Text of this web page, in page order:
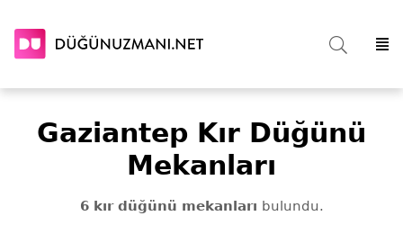
Gaziantep Kır Düğünü
Mekanları
6 kır düğünü mekanları bulundu.